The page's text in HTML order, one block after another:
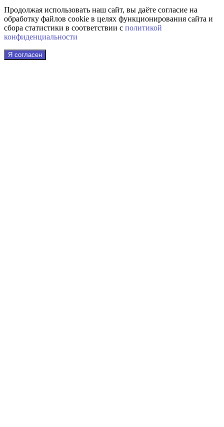
Продолжая использовать наш сайт, вы даёте согласие на
обработку файлов cookie в целях функционирования сайта и
сбора статистики в соответствии с политикой
конфиденциальности
Я согласен